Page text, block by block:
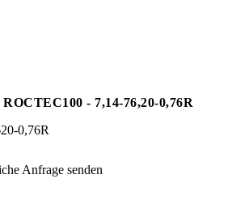
- 7,14-76,20-0,76R
0,76R
Anfrage senden